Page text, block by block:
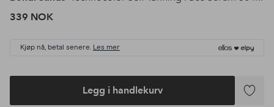
339 NOK
Kjøp nå, betal senere. Les mer
Legg i handlekurv
Legg